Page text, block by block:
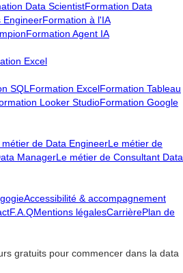
Data ScientistFormation Data
EngineerFormation à l'IA
Formation Agent IA
Excel
SQL Formation ExcelFormation Tableau
Looker StudioFormation Google
métier de Data EngineerLe métier de
ManagerLe métier de Consultant Data
Accessibilité & accompagnement
F.A.QMentions légalesCarrièrePlan de
gratuits pour commencer dans la data